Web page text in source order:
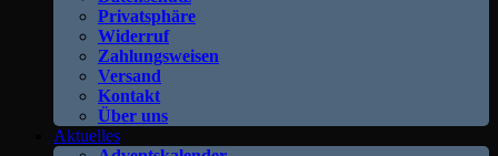
Privatsphäre
Widerruf
Zahlungsweisen
Versand
Kontakt
Über uns
Aktuelles